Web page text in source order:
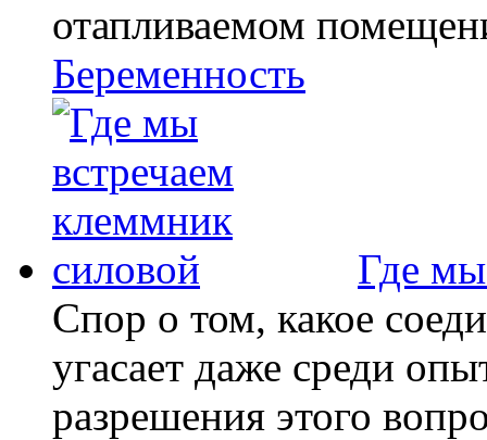
отапливаемом
Беременность
Где
Спор о том, какое
угасает даже среди
разрешения этого